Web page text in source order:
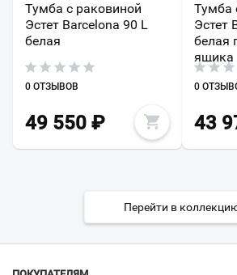
Тумба с раковиной
Эстет Barcelona 90 L
белая
0 ОТЗЫВОВ
49 550 ₽
Тумба
Эстет
белая
ящика
0
43
Перейти в